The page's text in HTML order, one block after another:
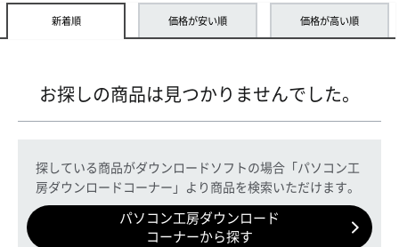
新着順 価格が安い順 価格が高い順
お探しの商品は見つかりませんでした。
探している商品がダウンロードソフトの場合「パソコン工
房ダウンロードコーナー」より商品を検索いただけます。
パソコン工房ダウンロード
コーナーから探す